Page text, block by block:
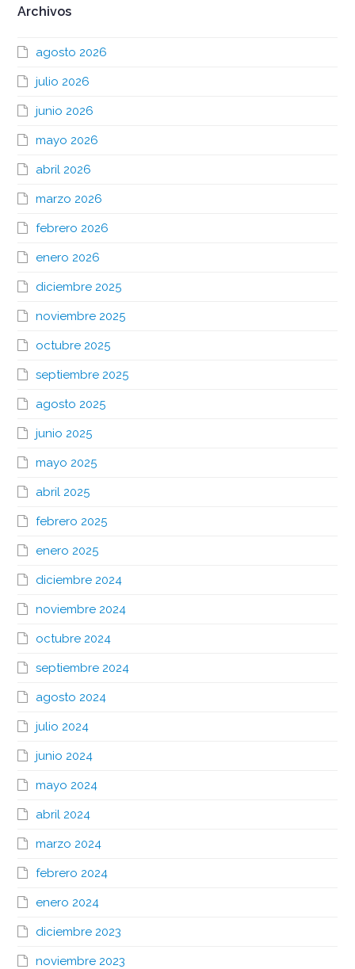
Archivos
agosto 2026
julio 2026
junio 2026
mayo 2026
abril 2026
marzo 2026
febrero 2026
enero 2026
diciembre 2025
noviembre 2025
octubre 2025
septiembre 2025
agosto 2025
junio 2025
mayo 2025
abril 2025
febrero 2025
enero 2025
diciembre 2024
noviembre 2024
octubre 2024
septiembre 2024
agosto 2024
julio 2024
junio 2024
mayo 2024
abril 2024
marzo 2024
febrero 2024
enero 2024
diciembre 2023
noviembre 2023